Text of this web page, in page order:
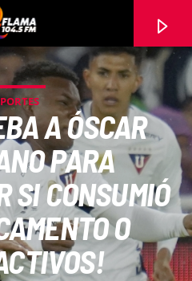
A ÓSCAR
PARA
SI CONSUMIÓ
O